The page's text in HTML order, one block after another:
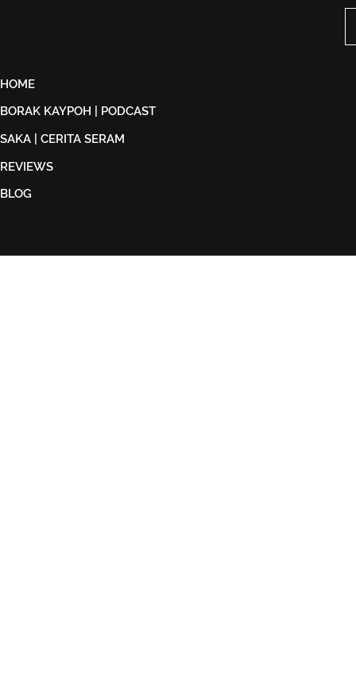
Penuh Nostalgia Buat
Dijual
HOME
BORAK KAYPOH | PODCAST
SAKA | CERITA SERAM
REVIEWS
BLOG